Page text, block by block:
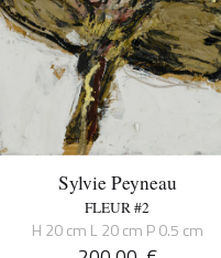
Sylvie Peyneau
FLEUR #2
H 20 cm L 20 cm P 0.5 cm